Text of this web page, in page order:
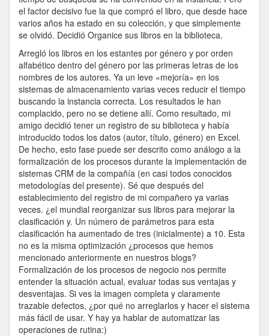
el factor decisivo fue la que compró el libro, que desde hace
varios años ha estado en su colección, y que simplemente
se olvidó. Decidió Organice sus libros en la biblioteca.
Arregló los libros en los estantes por género y por orden
alfabético dentro del género por las primeras letras de los
nombres de los autores. Ya un leve «mejoría» en los
sistemas de almacenamiento varias veces reducir el tiempo
buscando la instancia correcta. Los resultados le han
complacido, pero no se detiene allí. Como resultado, mi
amigo decidió tener un registro de su biblioteca y había
introducido todos los datos (autor, título, género) en Excel.
De hecho, esto fase puede ser descrito como análogo a la
formalización de los procesos durante la implementación de
sistemas CRM de la compañía (en casi todos conocidos
metodologías del presente). Sé que después del
establecimiento del registro de mi compañero ya varias
veces. ¿el mundial reorganizar sus libros para mejorar la
clasificación y. Un número de parámetros para esta
clasificación ha aumentado de tres (inicialmente) a 10. Esta
no es la misma optimización ¿procesos que hemos
mencionado anteriormente en nuestros blogs?
Formalización de los procesos de negocio nos permite
entender la situación actual, evaluar todas sus ventajas y
desventajas. Si ves la imagen completa y claramente
trazable defectos, ¿por qué no arreglarlos y hacer el sistema
más fácil de usar. Y hay ya hablar de automatizar las
operaciones de rutina:)